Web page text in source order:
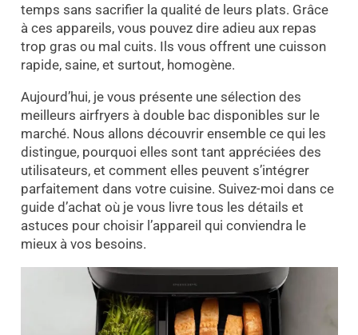
temps sans sacrifier la qualité de leurs plats. Grâce
à ces appareils, vous pouvez dire adieu aux repas
trop gras ou mal cuits. Ils vous offrent une cuisson
rapide, saine, et surtout, homogène.
Aujourd’hui, je vous présente une sélection des
meilleurs airfryers à double bac disponibles sur le
marché. Nous allons découvrir ensemble ce qui les
distingue, pourquoi elles sont tant appréciées des
utilisateurs, et comment elles peuvent s’intégrer
parfaitement dans votre cuisine. Suivez-moi dans ce
guide d’achat où je vous livre tous les détails et
astuces pour choisir l’appareil qui conviendra le
mieux à vos besoins.